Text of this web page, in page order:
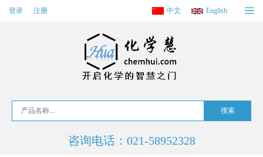
登录 注册 中文 English
咨询电话：021-58952328